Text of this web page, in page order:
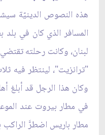
هذه النصوص الدينيّة
المسافر الذي كان في بلد
لبنان، وكانت رحلته
"ترانزيت"، لينتظر فيه
وكان هذا الرجل قد أبلغ
في مطار بيروت عند
مطار باريس اضطرَّ